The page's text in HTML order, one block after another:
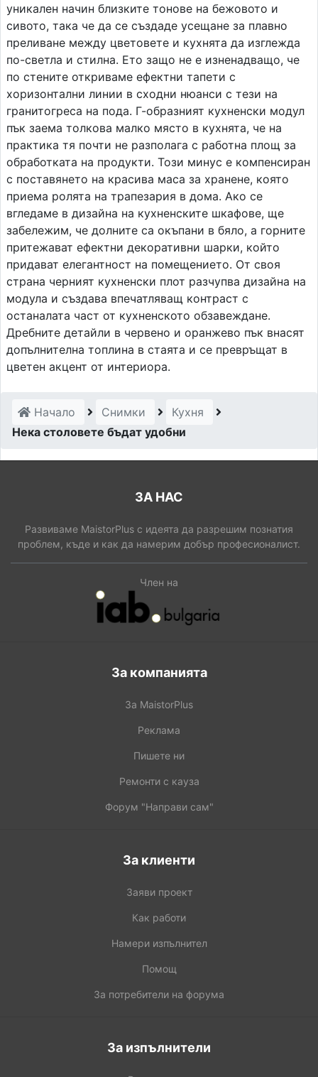
уникален начин близките тонове на бежовото и
сивото, така че да се създаде усещане за плавно
преливане между цветовете и кухнята да изглежда
по-светла и стилна. Ето защо не е изненадващо, че
по стените откриваме ефектни тапети с
хоризонтални линии в сходни нюанси с тези на
гранитогреса на пода. Г-образният кухненски модул
пък заема толкова малко място в кухнята, че на
практика тя почти не разполага с работна площ за
обработката на продукти. Този минус е компенсиран
с поставянето на красива маса за хранене, която
приема ролята на трапезария в дома. Ако се
вгледаме в дизайна на кухненските шкафове, ще
забележим, че долните са окъпани в бяло, а горните
притежават ефектни декоративни шарки, който
придават елегантност на помещението. От своя
страна черният кухненски плот разчупва дизайна на
модула и създава впечатляващ контраст с
останалата част от кухненското обзавеждане.
Дребните детайли в червено и оранжево пък внасят
допълнителна топлина в стаята и се превръщат в
цветен акцент от интериора.
Начало Снимки
Кухня
Нека столовете бъдат удобни
ЗА НАС
Развиваме MaistorPlus с идеята да разрешим познатия
проблем, къде и как да намерим добър професионалист.
Член на
За компанията
За MaistorPlus
Реклама
Пишете ни
Ремонти с кауза
Форум "Направи сам"
За клиенти
Заяви проект
Как работи
Намери изпълнител
Помощ
За потребители на форума
За изпълнители